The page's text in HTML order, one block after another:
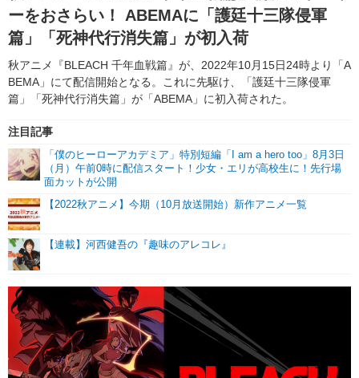
グッズ イベント
声優
舞台 新帝スタ
ラキりす
番組・動画一覧 ラジオ
動画
連載・ブログ
連載・ブログ一覧
編集部ブログ・お知らせ
ーをおさらい！ ABEMAに「護廷十三隊侵軍
篇」「死神代行消失篇」が初入荷
秋アニメ『BLEACH 千年血戦篇』が、2022年10月15日24時より「A
BEMA」にて配信開始となる。これに先駆け、「護廷十三隊侵軍
篇」「死神代行消失篇」が「ABEMA」に初入荷された。
注目記事
「僕のヒーローアカデミア」特別短編「I am a hero too」8月3日
（月）午前0時に配信スタート！少女・エリが高校生に！先行場
面カットが公開
【2022秋アニメ】今期（10月放送開始）新作アニメ一覧
【連載】河西健吾の『趣味のアレコレ』